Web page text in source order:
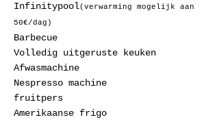
Infinitypool(verwarming mogelijk aan
50€/dag)
Barbecue
Volledig uitgeruste keuken
Afwasmachine
Nespresso machine
fruitpers
Amerikaanse frigo